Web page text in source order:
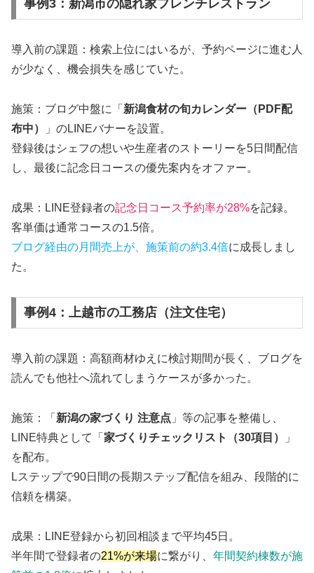
事例3：新潟市の隠れ家フレンチレストラン
導入前の課題：検索上位にはいるが、予約ページに進む人
が少なく、機会損失を感じていた。
施策：ブログ中盤に「 新潟食材の旬カレンダー（PDF配
布中）
」のLINEバナーを設置。
登録後はシェフの想いや生産者のストーリーを5日間配信
し、最後に記念日コースの優先案内をオファー。
成果：LINE登録者の記念日コース予約率が28%を記録。
客単価は通常コースの1.5倍。
ブログ経由の月間売上が、施策前の約3.4倍に成長しまし
た。
事例4：上越市の工務店（注文住宅）
導入前の課題：高額商材ゆえに検討期間が長く、ブログを
読んでも他社へ流れてしまうケースが多かった。
施策：「 新潟の家づくり 注意点 」等の記事を整備し、
LINE特典として「 家づくりチェックリスト（30項目）
」
を配布。
Lステップで90日間の長期ステップ配信を組み、段階的に
信頼を構築。
成果：LINE登録から初回相談まで平均45日。
半年間で登録者の21%が来場に繋がり、 年間契約棟数が施